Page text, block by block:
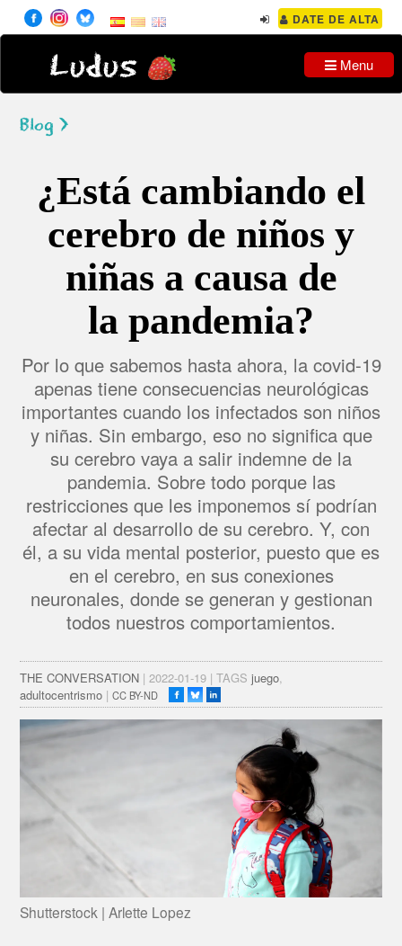
DATE DE ALTA
Ludus Menu
Blog >
¿Está cambiando el
cerebro de niños y
niñas a causa de
la pandemia?
Por lo que sabemos hasta ahora, la covid-19
apenas tiene consecuencias neurológicas
importantes cuando los infectados son niños
y niñas. Sin embargo, eso no significa que
su cerebro vaya a salir indemne de la
pandemia. Sobre todo porque las
restricciones que les imponemos sí podrían
afectar al desarrollo de su cerebro. Y, con
él, a su vida mental posterior, puesto que es
en el cerebro, en sus conexiones
neuronales, donde se generan y gestionan
todos nuestros comportamientos.
THE CONVERSATION | 2022-01-19 | TAGSjuego,
adultocentrismo |CC BY-ND
Shutterstock | Arlette Lopez